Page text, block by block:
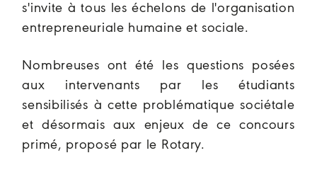
s'invite à tous les échelons de l'organisation
entrepreneuriale humaine et sociale.
Nombreuses ont été les questions posées
aux intervenants par les étudiants
sensibilisés à cette problématique sociétale
et désormais aux enjeux de ce concours
primé, proposé par le Rotary.